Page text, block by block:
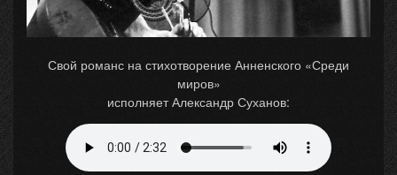
Свой романс на стихотворение Анненского «Среди
миров»
исполняет Александр Суханов: